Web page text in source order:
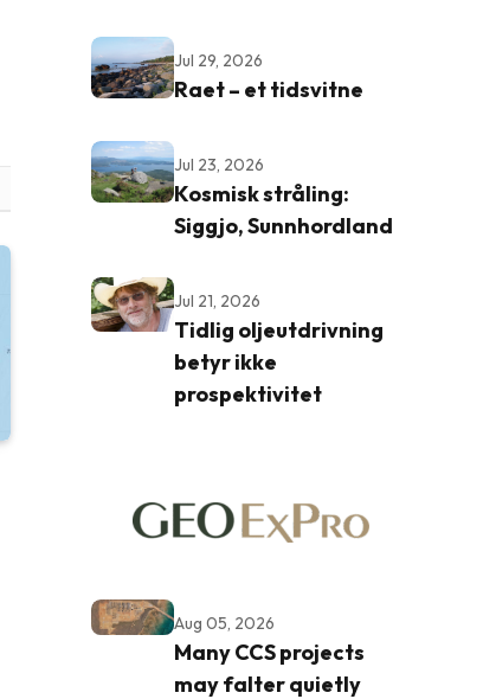
Jul 29, 2026
Raet – et tidsvitne
Jul 23, 2026
Kosmisk stråling:
Siggjo, Sunnhordland
Jul 21, 2026
Tidlig oljeutdrivning
betyr ikke
prospektivitet
Aug 05, 2026
Many CCS projects
may falter quietly